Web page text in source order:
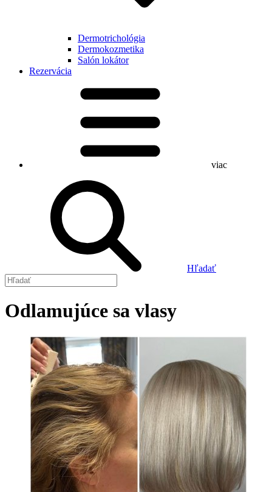
Dermotrichológia
Dermokozmetika
Salón lokátor
Rezervácia
viac
Hľadať
Odlamujúce sa vlasy